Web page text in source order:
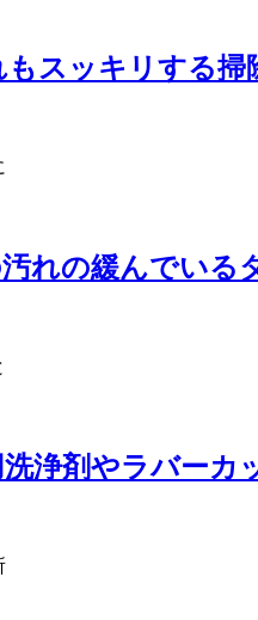
スッキリする掃
れの緩んでいる
浄剤やラバーカ